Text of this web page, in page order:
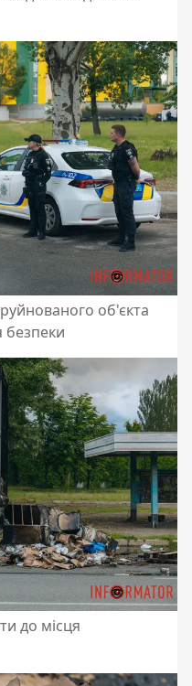
об'єкта
безпеки
до місця